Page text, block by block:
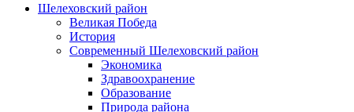
Шелеховский район
Великая Победа
История
Современный Шелеховский район
Экономика
Здравоохранение
Образование
Природа района